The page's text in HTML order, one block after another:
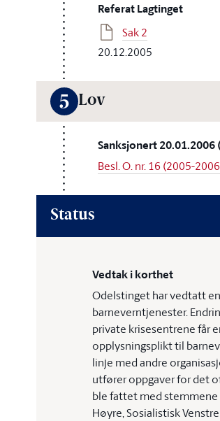
Referat Lagtinget
Sak 2
20.12.2005
5 Lov
Sanksjonert 20.01.2006
Besl. O. nr. 16 (2005-
Status
Vedtak i korthet
Odelstinget har vedtatt
barneverntjenester.
private krisesentrene får
opplysningsplikt til
linje med andre
utfører oppgaver for det
ble fattet med
Høyre, Sosialistisk